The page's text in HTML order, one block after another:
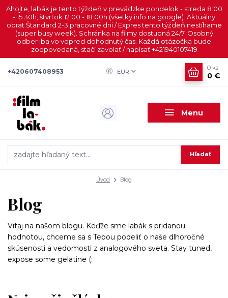
Ahojte, labák je tento týždeň v prevádzke pondelok - streda 8:00
- 15:30h, štvrtok 12:00 - 18:00h (všetky info na google). Aktuálny
obrat Štandard 2-3 pracovné dni / Expres tento týždeň nestíhame
(super busy week). Schránka na filmy dostupná 24/7. Osobný
odber iba vo vopred dohodnutý čas. Každá otázočka bude
zodpovedaná, stačí zavolať / napísať +421940107419
Menu
EUR
Hľadať
+420607408953
0 ks
0 €
Úvod Blog
Blog
Vitaj na našom blogu. Keďže sme labák s pridanou
hodnotou, chceme sa s Tebou podeliť o naše dlhoročné
skúsenosti a vedomosti z analogového sveta. Stay tuned,
expose some gelatine (: